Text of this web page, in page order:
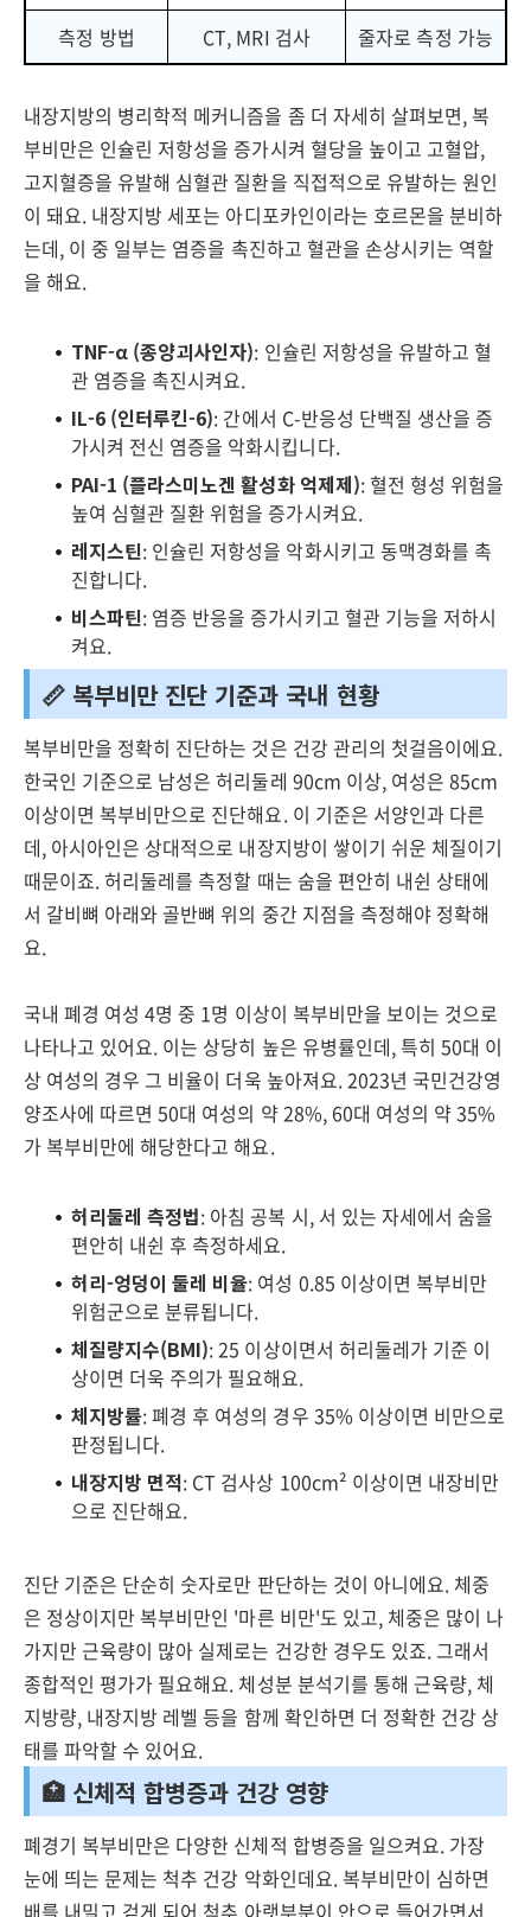
측정 방법
CT, MRI 검사 줄자로 측정 가능
내장지방의 병리학적 메커니즘을 좀 더 자세히 살펴보면, 복
부비만은 인슐린 저항성을 증가시켜 혈당을 높이고 고혈압,
고지혈증을 유발해 심혈관 질환을 직접적으로 유발하는 원인
이 돼요. 내장지방 세포는 아디포카인이라는 호르몬을 분비하
는데, 이 중 일부는 염증을 촉진하고 혈관을 손상시키는 역할
을 해요.
TNF-α (종양괴사인자): 인슐린 저항성을 유발하고 혈
관 염증을 촉진시켜요.
IL-6 (인터루킨-6): 간에서 C-반응성 단백질 생산을 증
가시켜 전신 염증을 악화시킵니다.
PAI-1 (플라스미노겐 활성화 억제제): 혈전 형성 위험을
높여 심혈관 질환 위험을 증가시켜요.
레지스틴: 인슐린 저항성을 악화시키고 동맥경화를 촉
진합니다.
비스파틴: 염증 반응을 증가시키고 혈관 기능을 저하시
켜요.
📏 복부비만 진단 기준과 국내 현황
복부비만을 정확히 진단하는 것은 건강 관리의 첫걸음이에요.
한국인 기준으로 남성은 허리둘레 90cm 이상, 여성은 85cm
이상이면 복부비만으로 진단해요. 이 기준은 서양인과 다른
데, 아시아인은 상대적으로 내장지방이 쌓이기 쉬운 체질이기
때문이죠. 허리둘레를 측정할 때는 숨을 편안히 내쉰 상태에
서 갈비뼈 아래와 골반뼈 위의 중간 지점을 측정해야 정확해
요.
국내 폐경 여성 4명 중 1명 이상이 복부비만을 보이는 것으로
나타나고 있어요. 이는 상당히 높은 유병률인데, 특히 50대 이
상 여성의 경우 그 비율이 더욱 높아져요. 2023년 국민건강영
양조사에 따르면 50대 여성의 약 28%, 60대 여성의 약 35%
가 복부비만에 해당한다고 해요.
허리둘레 측정법: 아침 공복 시, 서 있는 자세에서 숨을
편안히 내쉰 후 측정하세요.
허리-엉덩이 둘레 비율: 여성 0.85 이상이면 복부비만
위험군으로 분류됩니다.
체질량지수(BMI): 25 이상이면서 허리둘레가 기준 이
상이면 더욱 주의가 필요해요.
체지방률: 폐경 후 여성의 경우 35% 이상이면 비만으로
판정됩니다.
내장지방 면적: CT 검사상 100cm² 이상이면 내장비만
으로 진단해요.
진단 기준은 단순히 숫자로만 판단하는 것이 아니에요. 체중
은 정상이지만 복부비만인 '마른 비만'도 있고, 체중은 많이 나
가지만 근육량이 많아 실제로는 건강한 경우도 있죠. 그래서
종합적인 평가가 필요해요. 체성분 분석기를 통해 근육량, 체
지방량, 내장지방 레벨 등을 함께 확인하면 더 정확한 건강 상
태를 파악할 수 있어요.
🏥 신체적 합병증과 건강 영향
폐경기 복부비만은 다양한 신체적 합병증을 일으켜요. 가장
눈에 띄는 문제는 척추 건강 악화인데요. 복부비만이 심하면
배를 내밀고 걷게 되어 척추 아랫부분이 안으로 들어가면서